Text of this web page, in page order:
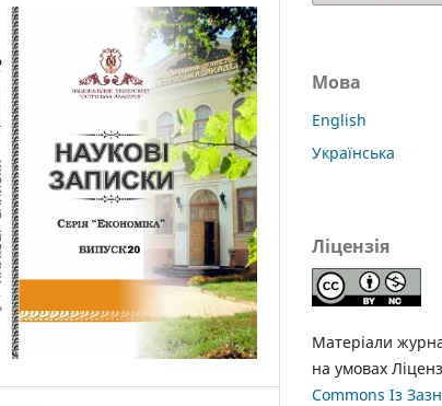
Мова
English
Українська
Ліцензія
Матеріали
на умовах
Commons Із